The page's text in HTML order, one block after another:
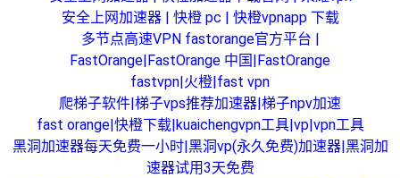
安全上网加速器 | 快橙 pc | 快橙vpnapp 下载
多节点高速VPN fastorange官方平台 |
FastOrange|FastOrange 中国|FastOrange
fastvpn|火橙|fast vpn
爬梯子软件|梯子vps推荐加速器|梯子npv加速
fast orange|快橙下载|kuaichengvpn工具|vp|vpn工具
黑洞加速器每天免费一小时|黑洞vp(永久免费)加速器|黑洞加
速器试用3天免费